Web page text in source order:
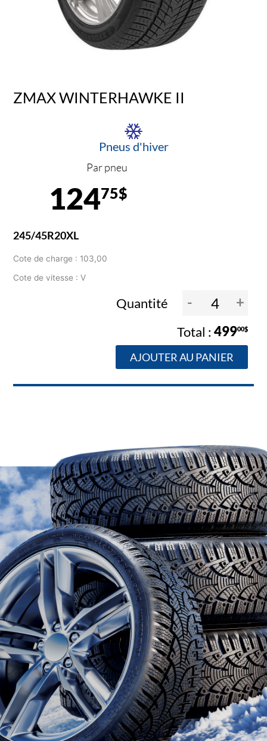
ZMAX WINTERHAWKE II
Pneus d'hiver
Par pneu
12475$
245/45R20XL
Cote de charge : 103,00
Cote de vitesse : V
Quantité - +
49900$
AJOUTER AU PANIER